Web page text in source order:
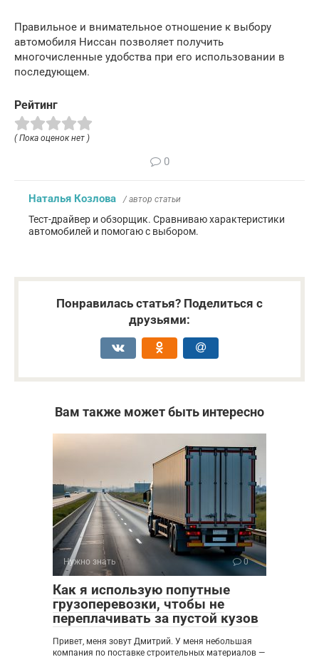
Правильное и внимательное отношение к выбору
автомобиля Ниссан позволяет получить
многочисленные удобства при его использовании в
последующем.
Рейтинг
( Пока оценок нет )
0
Наталья Козлова / автор статьи
Тест-драйвер и обзорщик. Сравниваю характеристики
автомобилей и помогаю с выбором.
Понравилась статья? Поделиться с
друзьями:
Вам также может быть интересно
Нужно знать 0
Как я использую попутные
грузоперевозки, чтобы не
переплачивать за пустой кузов
Привет, меня зовут Дмитрий. У меня небольшая
компания по поставке строительных материалов —